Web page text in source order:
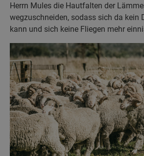
Herrn Mules die Hautfalten der
wegzuschneiden, sodass sich da kein
kann und sich keine Fliegen mehr